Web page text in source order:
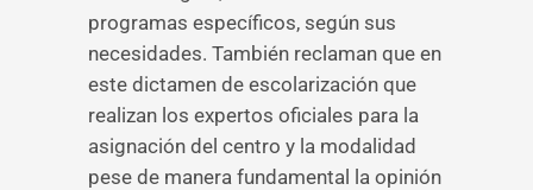
programas específicos, según sus
necesidades. También reclaman que en
este dictamen de escolarización que
realizan los expertos oficiales para la
asignación del centro y la modalidad
pese de manera fundamental la opinión